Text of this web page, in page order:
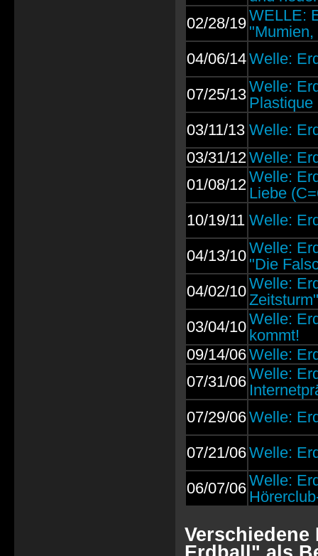
02/28/19WELLE:
"Mumien,
04/06/14Welle:
07/25/13Welle:
Plastique
03/11/13 Welle:
03/31/12 Welle:
01/08/12 Welle:
Liebe
10/19/11 Welle:
04/13/10Welle:
"Die
04/02/10Welle:
03/04/10Welle:
kommt!
09/14/06Welle:
07/31/06Welle:
07/29/06Welle:
07/21/06Welle:
06/07/06Welle: